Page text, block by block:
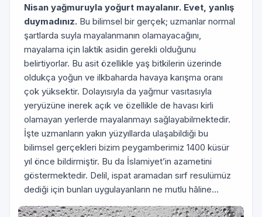
Nisan yağmuruyla yoğurt mayalanır. Evet, yanlış
duymadınız. Bu bilimsel bir gerçek; uzmanlar normal
şartlarda suyla mayalanmanın olamayacağını,
mayalama için laktik asidin gerekli olduğunu
belirtiyorlar. Bu asit özellikle yaş bitkilerin üzerinde
oldukça yoğun ve ilkbaharda havaya karışma oranı
çok yüksektir. Dolayısıyla da yağmur vasıtasıyla
yeryüzüne inerek açık ve özellikle de havası kirli
olamayan yerlerde mayalanmayı sağlayabilmektedir.
İşte uzmanların yakın yüzyıllarda ulaşabildiği bu
bilimsel gerçekleri bizim peygamberimiz 1400 küsür
yıl önce bildirmiştir. Bu da İslamiyet’in azametini
göstermektedir. Delil, ispat aramadan sırf resulümüz
dediği için bunları uygulayanların ne mutlu hâline…